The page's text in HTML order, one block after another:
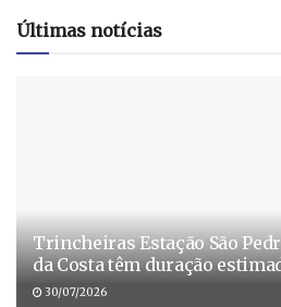
Últimas notícias
Trincheiras Estação São
da Costa têm duração
30/07/2026